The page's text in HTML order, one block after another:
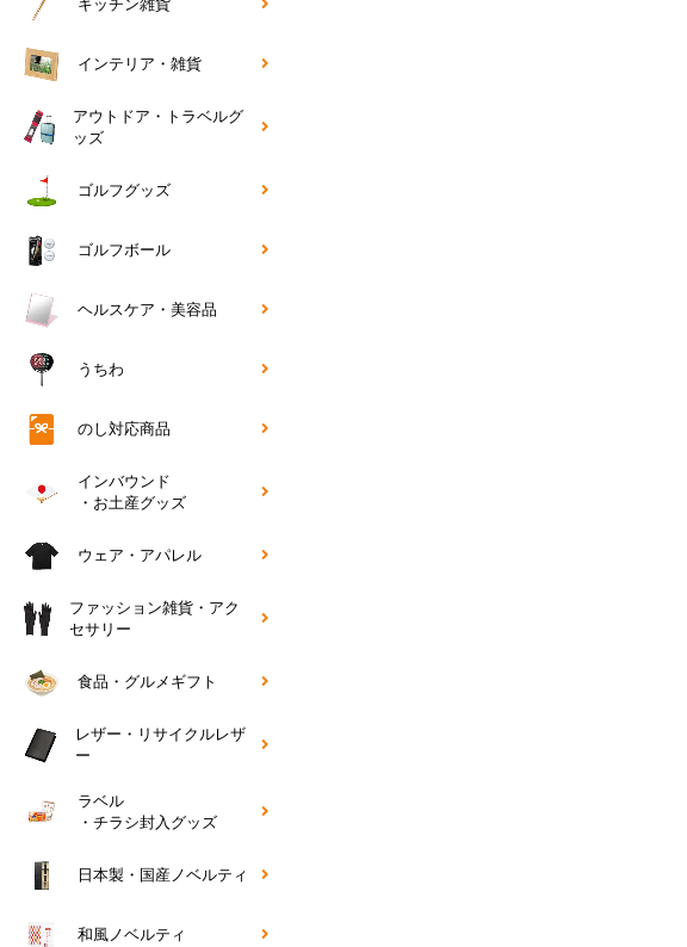
キッチン雑貨
インテリア・雑貨
アウトドア・トラベルグ
ッズ
ゴルフグッズ
ゴルフボール
ヘルスケア・美容品
うちわ
のし対応商品
インバウンド
・お土産グッズ
ウェア・アパレル
ファッション雑貨・アク
セサリー
食品・グルメギフト
レザー・リサイクルレザ
ー
ラベル
・チラシ封入グッズ
日本製・国産ノベルティ
和風ノベルティ